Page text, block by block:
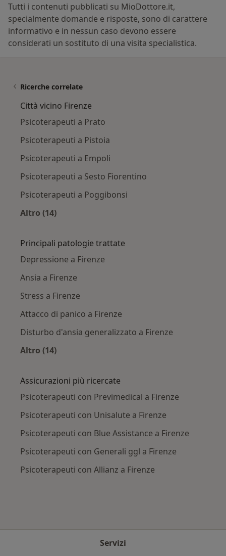
Tutti i contenuti pubblicati su MioDottore.it,
specialmente domande e risposte, sono di carattere
informativo e in nessun caso devono essere
considerati un sostituto di una visita specialistica.
Ricerche correlate
Città vicino Firenze
Psicoterapeuti a Prato
Psicoterapeuti a Pistoia
Psicoterapeuti a Empoli
Psicoterapeuti a Sesto Fiorentino
Psicoterapeuti a Poggibonsi
Altro (14)
Principali patologie trattate
Depressione a Firenze
Ansia a Firenze
Stress a Firenze
Attacco di panico a Firenze
Disturbo d'ansia generalizzato a Firenze
Altro (14)
Assicurazioni più ricercate
Psicoterapeuti con Previmedical a Firenze
Psicoterapeuti con Unisalute a Firenze
Psicoterapeuti con Blue Assistance a Firenze
Psicoterapeuti con Generali ggl a Firenze
Psicoterapeuti con Allianz a Firenze
Servizi